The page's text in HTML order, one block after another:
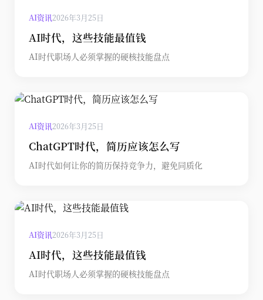
AI资讯2026年3月25日
AI时代，这些技能最值钱
AI时代职场人必须掌握的硬核技能盘点
AI资讯2026年3月25日
ChatGPT时代，简历应该怎么写
AI时代如何让你的简历保持竞争力，避免同质化
AI资讯2026年3月25日
AI时代，这些技能最值钱
AI时代职场人必须掌握的硬核技能盘点